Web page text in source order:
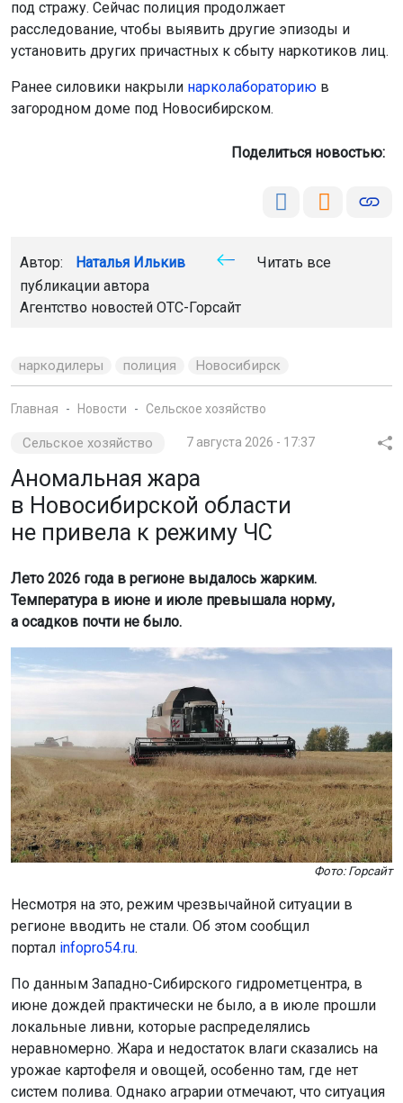
под стражу. Сейчас полиция продолжает
расследование, чтобы выявить другие эпизоды и
установить других причастных к сбыту наркотиков лиц.
Ранее силовики накрыли нарколабораторию в
загородном доме под Новосибирском.
Поделиться новостью:
Автор: Наталья Илькив
Читать все
публикации автора
Агентство новостей ОТС-Горсайт
наркодилеры полиция Новосибирск
Главная Новости Сельское хозяйство
Сельское хозяйство 7 августа 2026 - 17:37
Аномальная жара
в Новосибирской области
не привела к режиму ЧС
Лето 2026 года в регионе выдалось жарким.
Температура в июне и июле превышала норму,
а осадков почти не было.
Фото: Горсайт
Несмотря на это, режим чрезвычайной ситуации в
регионе вводить не стали. Об этом сообщил
портал infopro54.ru.
По данным Западно-Сибирского гидрометцентра, в
июне дождей практически не было, а в июле прошли
локальные ливни, которые распределялись
неравномерно. Жара и недостаток влаги сказались на
урожае картофеля и овощей, особенно там, где нет
систем полива. Однако аграрии отмечают, что ситуация